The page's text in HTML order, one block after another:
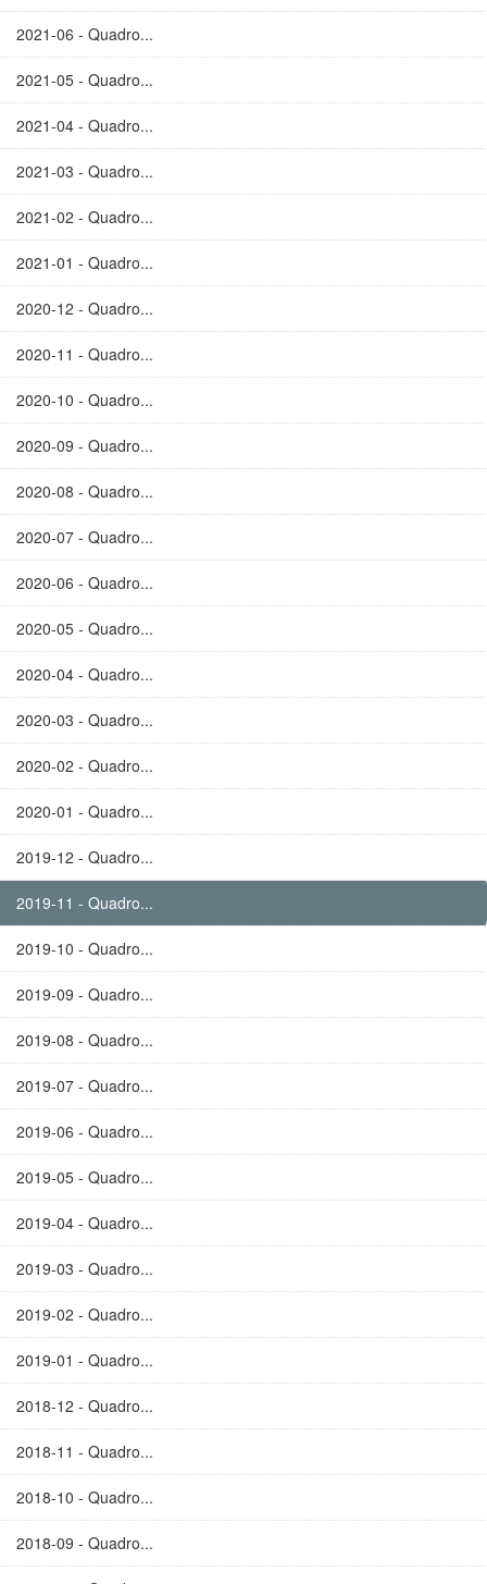
2021-06 - Quadro...
2021-05 - Quadro...
2021-04 - Quadro...
2021-03 - Quadro...
2021-02 - Quadro...
2021-01 - Quadro...
2020-12 - Quadro...
2020-11 - Quadro...
2020-10 - Quadro...
2020-09 - Quadro...
2020-08 - Quadro...
2020-07 - Quadro...
2020-06 - Quadro...
2020-05 - Quadro...
2020-04 - Quadro...
2020-03 - Quadro...
2020-02 - Quadro...
2020-01 - Quadro...
2019-12 - Quadro...
2019-11 - Quadro...
2019-10 - Quadro...
2019-09 - Quadro...
2019-08 - Quadro...
2019-07 - Quadro...
2019-06 - Quadro...
2019-05 - Quadro...
2019-04 - Quadro...
2019-03 - Quadro...
2019-02 - Quadro...
2019-01 - Quadro...
2018-12 - Quadro...
2018-11 - Quadro...
2018-10 - Quadro...
2018-09 - Quadro...